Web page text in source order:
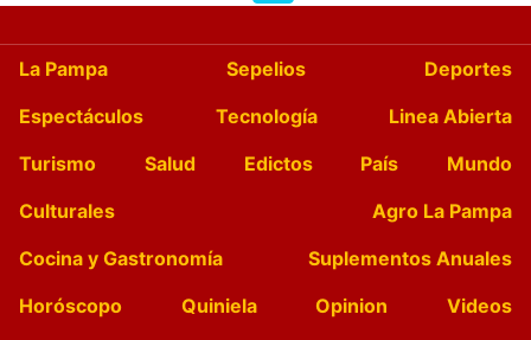
La Pampa Sepelios
Deportes
Espectáculos
Tecnología
Linea Abierta
Turismo
Salud Edictos País
Mundo
Culturales
Agro La Pampa
Cocina y Gastronomía
Suplementos Anuales
Horóscopo
Quiniela Opinion
Videos